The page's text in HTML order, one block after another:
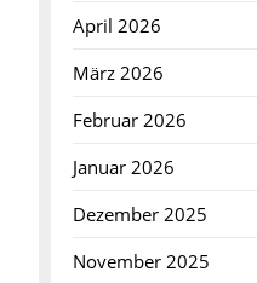
April 2026
März 2026
Februar 2026
Januar 2026
Dezember 2025
November 2025